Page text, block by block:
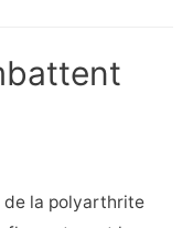
de la polyarthrite